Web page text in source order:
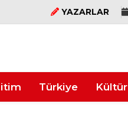
YAZARLAR
Türkiye Kültür